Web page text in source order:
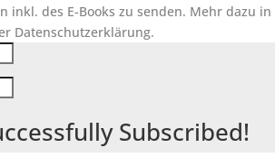
inkl. des E-Books zu senden. Mehr dazu in
Datenschutzerklärung.
Subscribed!